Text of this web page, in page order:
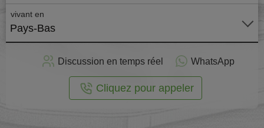
vivant en
Pays-Bas
Discussion en temps réel WhatsApp
Cliquez pour appeler